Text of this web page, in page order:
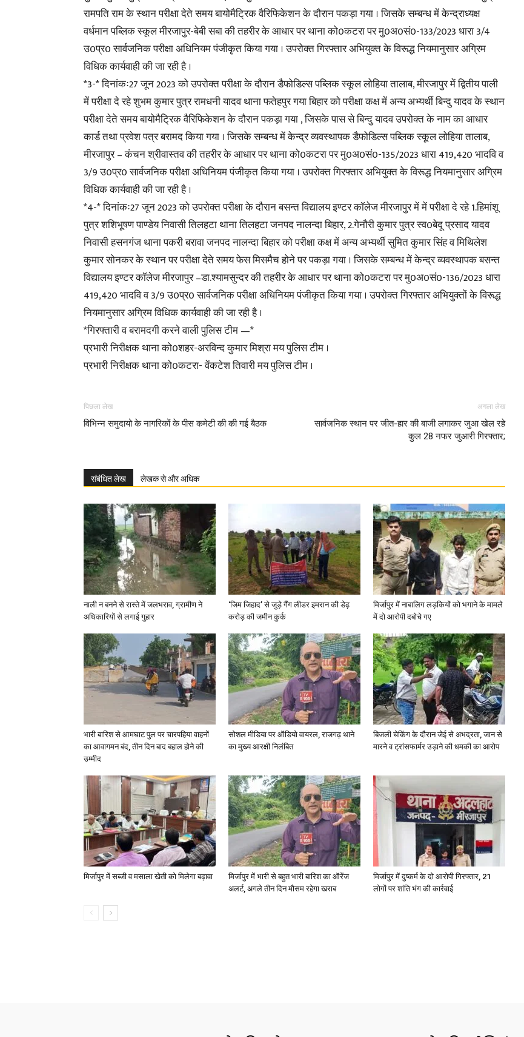
रामपति राम के स्थान परीक्षा देते समय बायोमैट्रिक वैरिफिकेशन के दौरान पकड़ा गया । जिसके सम्बन्ध में केन्द्राध्यक्ष
वर्धमान पब्लिक स्कूल मीरजापुर-बेबी सबा की तहरीर के आधार पर थाना को0कटरा पर मु0अ0सं0-133/2023 धारा 3/4
उ0प्र0 सार्वजनिक परीक्षा अधिनियम पंजीकृत किया गया । उपरोक्त गिरफ्तार अभियुक्त के विरूद्ध नियमानुसार अग्रिम
विधिक कार्यवाही की जा रही है ।
*3-* दिनांकः27 जून 2023 को उपरोक्त परीक्षा के दौरान डैफोडिल्स पब्लिक स्कूल लोहिया तालाब, मीरजापुर में द्वितीय पाली
में परीक्षा दे रहे शुभम कुमार पुत्र रामधनी यादव थाना फतेहपुर गया बिहार को परीक्षा कक्ष में अन्य अभ्यर्थी बिन्दु यादव के स्थान
परीक्षा देते समय बायोमैट्रिक वैरिफिकेशन के दौरान पकड़ा गया , जिसके पास से बिन्दु यादव उपरोक्त के नाम का आधार
कार्ड तथा प्रवेश पत्र बरामद किया गया । जिसके सम्बन्ध में केन्द्र व्यवस्थापक डैफोडिल्स पब्लिक स्कूल लोहिया तालाब,
मीरजापुर – कंचन श्रीवास्तव की तहरीर के आधार पर थाना को0कटरा पर मु0अ0सं0-135/2023 धारा 419,420 भादवि व
3/9 उ0प्र0 सार्वजनिक परीक्षा अधिनियम पंजीकृत किया गया । उपरोक्त गिरफ्तार अभियुक्त के विरूद्ध नियमानुसार अग्रिम
विधिक कार्यवाही की जा रही है ।
*4-* दिनांकः27 जून 2023 को उपरोक्त परीक्षा के दौरान बसन्त विद्यालय इण्टर कॉलेज मीरजापुर में में परीक्षा दे रहे 1.हिमांशू
पुत्र शशिभूषण पाण्डेय निवासी तिलहटा थाना तिलहटा जनपद नालन्दा बिहार, 2.गेनौरी कुमार पुत्र स्व0बेदू प्रसाद यादव
निवासी हसनगंज थाना पकरी बरावा जनपद नालन्दा बिहार को परीक्षा कक्ष में अन्य अभ्यर्थी सुमित कुमार सिंह व मिथिलेश
कुमार सोनकर के स्थान पर परीक्षा देते समय फेस मिसमैच होने पर पकड़ा गया । जिसके सम्बन्ध में केन्द्र व्यवस्थापक बसन्त
विद्यालय इण्टर कॉलेज मीरजापुर –डा.श्यामसुन्दर की तहरीर के आधार पर थाना को0कटरा पर मु0अ0सं0-136/2023 धारा
419,420 भादवि व 3/9 उ0प्र0 सार्वजनिक परीक्षा अधिनियम पंजीकृत किया गया । उपरोक्त गिरफ्तार अभियुक्तों के विरूद्ध
नियमानुसार अग्रिम विधिक कार्यवाही की जा रही है ।
*गिरफ्तारी व बरामदगी करने वाली पुलिस टीम —*
प्रभारी निरीक्षक थाना को0शहर-अरविन्द कुमार मिश्रा मय पुलिस टीम ।
प्रभारी निरीक्षक थाना को0कटरा- वेंकटेश तिवारी मय पुलिस टीम ।
पिछला लेख
विभिन्न समुदायो के नागरिकों के पीस कमेटी की की गई बैठक
अगला लेख
सार्वजनिक स्थान पर जीत-हार की बाजी लगाकर जुआ खेल रहे
कुल 28 नफर जुआरी गिरफ्तार;
संबंधित लेख लेखक से और अधिक
नाली न बनने से रास्ते में जलभराव, ग्रामीण ने
अधिकारियों से लगाई गुहार
‘जिम जिहाद’ से जुड़े गैंग लीडर इमरान की डेढ़
करोड़ की जमीन कुर्क
मिर्जापुर में नाबालिग लड़कियों को भगाने के मामले
में दो आरोपी दबोचे गए
भारी बारिश से आमघाट पुल पर चारपहिया वाहनों
का आवागमन बंद, तीन दिन बाद बहाल होने की
उम्मीद
सोशल मीडिया पर ऑडियो वायरल, राजगढ़ थाने
का मुख्य आरक्षी निलंबित
बिजली चेकिंग के दौरान जेई से अभद्रता, जान से
मारने व ट्रांसफार्मर उड़ाने की धमकी का आरोप
मिर्जापुर में सब्जी व मसाला खेती को मिलेगा बढ़ावा
मिर्जापुर में भारी से बहुत भारी बारिश का ऑरेंज
अलर्ट, अगले तीन दिन मौसम रहेगा खराब
मिर्जापुर में दुष्कर्म के दो आरोपी गिरफ्तार, 21
लोगों पर शांति भंग की कार्रवाई